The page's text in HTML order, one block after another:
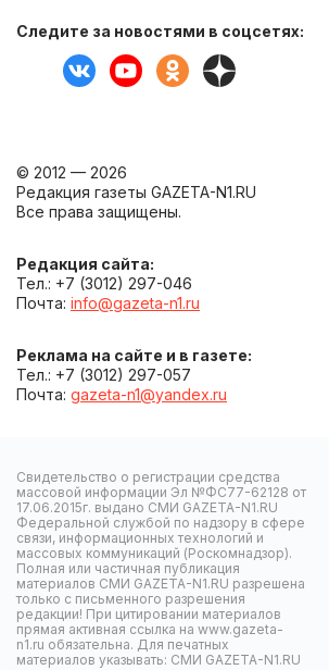
Следите за новостями в соцсетях:
© 2012 — 2026
Редакция газеты GAZETA-N1.RU
Все права защищены.
Редакция сайта:
Тел.: +7 (3012) 297-046
Почта: info@gazeta-n1.ru
Реклама на сайте и в газете:
Тел.: +7 (3012) 297-057
Почта: gazeta-n1@yandex.ru
Свидетельство о регистрации средства
массовой информации Эл №ФС77-62128 от
17.06.2015г. выдано СМИ GAZETA-N1.RU
Федеральной службой по надзору в сфере
связи, информационных технологий и
массовых коммуникаций (Роскомнадзор).
Полная или частичная публикация
материалов СМИ GAZETA-N1.RU разрешена
только с письменного разрешения
редакции! При цитировании материалов
прямая активная ссылка на www.gazeta-
n1.ru обязательна. Для печатных
материалов указывать: СМИ GAZETA-N1.RU